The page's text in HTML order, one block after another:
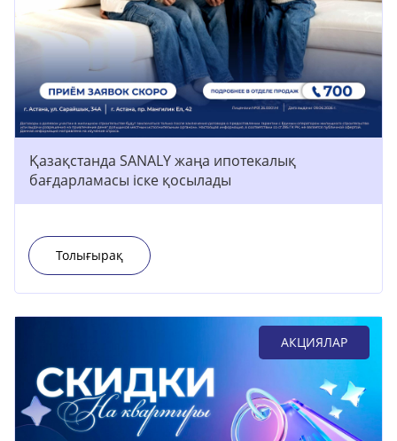
Қазақстанда SANALY жаңа ипотекалық
бағдарламасы іске қосылады
Толығырақ
АКЦИЯЛАР